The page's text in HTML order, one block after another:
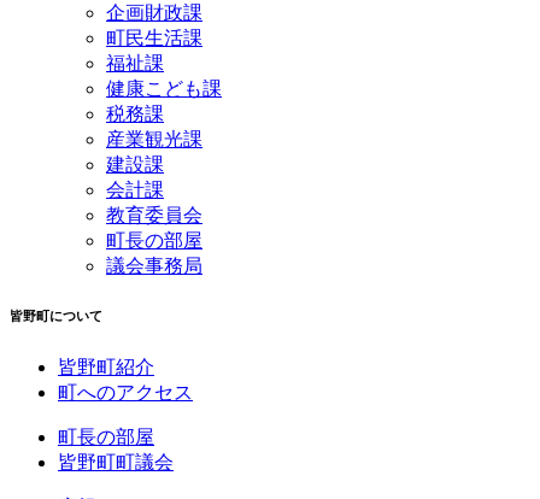
企画財政課
町民生活課
福祉課
健康こども課
税務課
産業観光課
建設課
会計課
教育委員会
町長の部屋
議会事務局
皆野町について
皆野町紹介
町へのアクセス
町長の部屋
皆野町町議会